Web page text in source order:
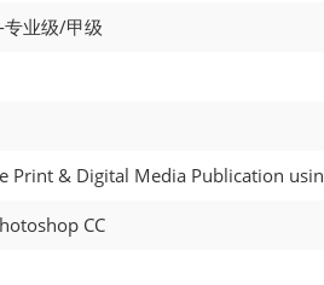
专业级/甲级
Print & Digital Media Publication
CC